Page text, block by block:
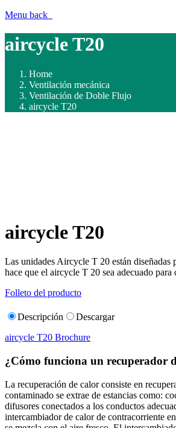
Menu back
aircycle T20
Home
Ventilación mecánica
Ventilación de Doble Flujo
aircycle T20
aircycle T20
Las unidades Aircycle T 20 están diseñadas
hace que el aircycle T 20 sea adecuado para
Folleto del producto
Descripción
Descargar
aircycle T20 Brochure
¿Cómo funciona un recuperador
La recuperación de calor consiste en
contaminado se extrae de estancias como:
difusores conectados a los conductos
intercambiador de calor de contracorriente